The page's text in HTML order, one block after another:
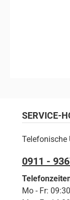
SERVICE-
Telefonische
0911 -
Mo - Fr: